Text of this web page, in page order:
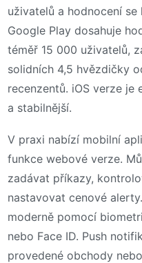
uživatelů a hodnocení
Google Play dosahuje
téměř 15 000 uživatelů,
solidních 4,5 hvězdičky
recenzentů. iOS verze je
a stabilnější.
V praxi nabízí mobilní
funkce webové verze.
zadávat příkazy,
nastavovat cenové
moderně pomocí
nebo Face ID. Push
provedené obchody